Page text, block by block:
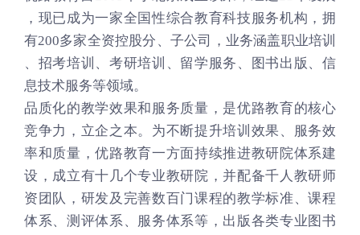
，现已成为一家全国性综合教育科技服务机构，拥
有200多家全资控股分、子公司，业务涵盖职业培训
、招考培训、考研培训、留学服务、图书出版、信
息技术服务等领域。
品质化的教学效果和服务质量，是优路教育的核心
竞争力，立企之本。为不断提升培训效果、服务效
率和质量，优路教育一方面持续推进教研院体系建
设，成立有十几个专业教研院，并配备千人教研师
资团队，研发及完善数百门课程的教学标准、课程
体系、测评体系、服务体系等，出版各类专业图书